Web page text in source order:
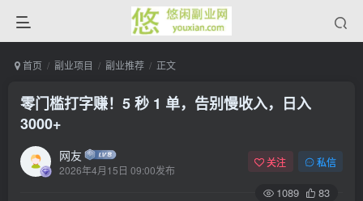
首页 副业项目 副业推荐 正文
零门槛打字赚！5 秒 1 单，告别慢收入，日入
3000+
网友
2026年4月15日 09:00发布
关注 私信
1089 83